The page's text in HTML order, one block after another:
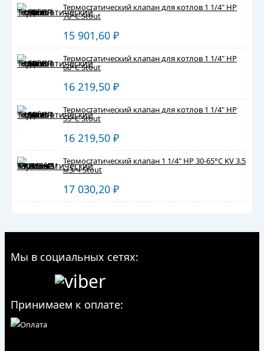
Термостатический клапан для котлов 1 1/4" НР
70°С Stout
15 901,60 ₽
Термостатический клапан для котлов 1 1/4" НР
60°С Stout
16 219,50 ₽
Термостатический клапан для котлов 1 1/4" НР
55°С Stout
16 219,50 ₽
Термостатический клапан 1 1/4" НР 30-65°С KV 3.5
м3/ч Stout
17 030,20 ₽
Мы в социальных сетях:
Принимаем к оплате: